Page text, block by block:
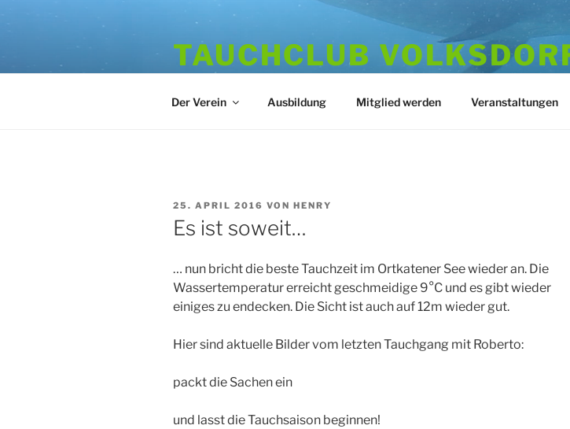
TAUCHCLUB
Der Verein Ausbildung Mitglied werden Veranstaltungen
VERÖFFENTLICHT
AM
25. APRIL 2016 VON HENRY
Es ist soweit…
… nun bricht die beste Tauchzeit im Ortkatener See wieder an. Die
Wassertemperatur erreicht geschmeidige 9°C und es gibt wieder
einiges zu endecken. Die Sicht ist auch auf 12m wieder gut.
Hier sind aktuelle Bilder vom letzten Tauchgang mit Roberto:
packt die Sachen ein
und lasst die Tauchsaison beginnen!